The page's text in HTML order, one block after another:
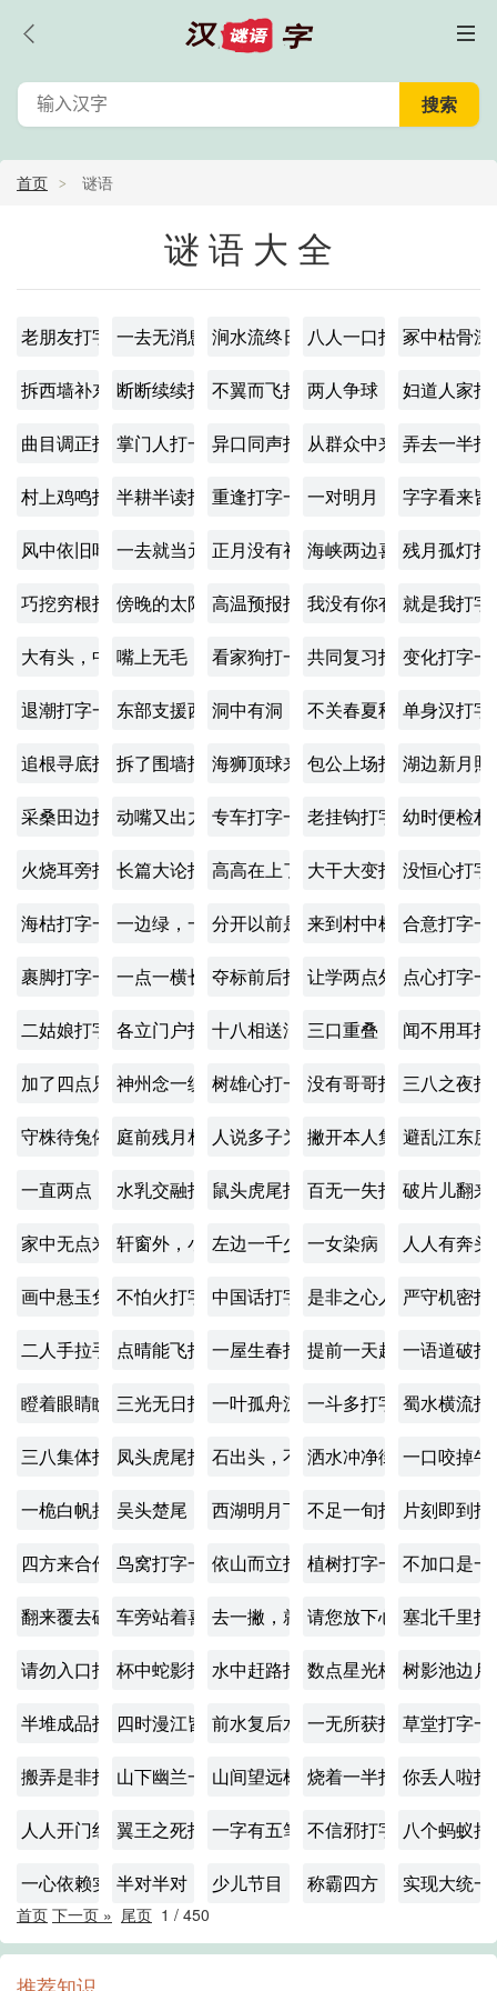
首页 谜语
谜语大全
老朋友打字一一去无消息打字一涧水流终日打字一八人一口打字一冢中枯骨
拆西墙补东墙打字一断断续续打字一不翼而飞打字一两人争球，一人倒勾。
妇道人家打
曲目调正打字一掌门人打一字异口同声打字一从群众中来打字一弄去一半打
村上鸡鸣打字一半耕半读打字一重逢打字一 一对明月，完整无缺，
字字看来
风中依旧叶翻飞打字一一去就当元帅打字一正月没有初一打一字海峡两边喜相逢打字一
残月孤灯打
巧挖穷根打字一傍晚的太阳打字一高温预报打字一我没有你有，天没有地
就是我打字
大有头，中无心，小全身。打字一
嘴上无毛，办事不牢。打一离合字
看家狗打一字共同复习打字一变化打字一
退潮打字一 东部支援西部打字一洞中有洞，孔中有孔。打字一
不关春夏秋打字一单身汉打字
追根寻底打字一拆了围墙打字一海狮顶球来一个打字一
包公上场打字一湖边新月
采桑田边打字一动嘴又出力打字一
专车打字一 老挂钩打字一幼时便检
火烧耳旁打字一长篇大论打一字高高在上了打字一大干大变打字一没恒心打字
海枯打字一 一边绿，一边红，一边怕水，一边怕虫。打字一
分开以前是丈夫打字一来到村中树苍挺打字一
合意打字一
裹脚打字一 一点一横长，一撇向西方，并排两棵树，栽在石
夺标前后打字一让学两点外出打字一
点心打字一
二姑娘打字一各立门户打字一十八相送泪两行打字一三口重叠，莫把品字猜
闻不用耳打
加了四点只有一点打字一
神州念一统，两地岂可分打15画字一
树雄心打一字没有哥哥打字一三八之夜打
守株待兔依南亩打字一庭前残月相对映，雁阵一行垂柳上打字一
人说多子为好，我说少生为妙打字一
撇开本人集会散打字一
避乱江东
一直两点，两点一直打字一
水乳交融打字一鼠头虎尾打字一百无一失打字一破片儿翻
家中无点米，佳人愿意来打字一
轩窗外，小河旁，炊烟袅袅打字一
左边一千少一些，右边一万多一点
一女染病，神医难治打
人人有奔
画中悬玉兔，笔底洒流星打字一
不怕火打字一中国话打字一是非之心人有之打字一
严守机密打
二人手拉手，钢丝绳上走打字一
点晴能飞打字一一屋生春打字一提前一天超额打字一
一语道破打
瞪着眼睛瞧，看看都不少打字一
三光无日打字一一叶孤舟沉水底，两行归雁趁潮飞
一斗多打字一蜀水横流打
三八集体打字一凤头虎尾打字一石出头，不是右打字一洒水冲净街心土打字一
一口咬掉
一桅白帆挂两片，三颗寒星映孤舟打字一
吴头楚尾，落花无泪打字一
西湖明月下，二人成双对打字一
不足一旬打字一片刻即到打
四方来合作，贡献大一点打字一
鸟窝打字一 依山而立打一字植树打字一 不加口是
翻来覆去破片儿，没看头打字一
车旁站着喜旺嫂打字一去一撇，就没了打字一
请您放下心打字一塞北千里打
请勿入口打字一杯中蛇影打字一水中赶路打字一数点星光梅枝疏打字一
树影池边月
半堆成品打字一四时漫江皆碧透打离合字一
前水复后水打字一一无所获打字一草堂打字一
搬弄是非打字一山下幽兰一一开打字一山间望远树，阵前寄相思打字一
烧着一半打字一你丢人啦打
人人开门红打字一翼王之死打字一一字有五笔，倒数总第一打字一
不信邪打字一八个蚂蚁
一心依赖实为惰打字一半对半对，凑成一对打字一
少儿节目，六一来临打字一
称霸四方，结局可悲打
实现大统
首页 下一页 » 尾页 1 / 450